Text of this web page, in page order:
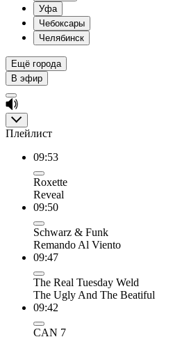
Уфа
Чебоксары
Челябинск
Ещё города
В эфир
Плейлист
09:53
Roxette
Reveal
09:50
Schwarz & Funk
Remando Al Viento
09:47
The Real Tuesday Weld
The Ugly And The Beatiful
09:42
CAN 7